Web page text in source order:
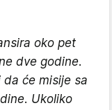
oko pet
dve godine.
će misije sa
Ukoliko